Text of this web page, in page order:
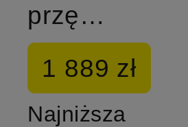
przędzą
1 889 zł
Najniższa